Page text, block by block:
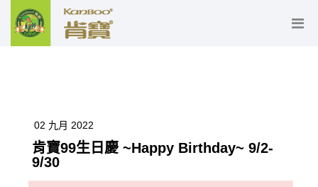
02 九月 2022
肯寶99生日慶 ~Happy Birthday~ 9/2-
9/30